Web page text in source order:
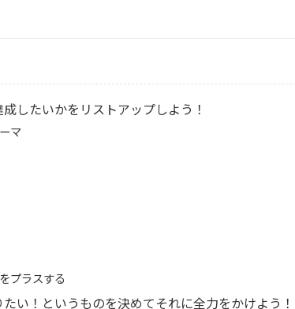
したいかをリストアップしよう！
マ
プラスする
い！というものを決めてそれに全力をかけよう！